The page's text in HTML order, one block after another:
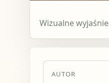
Wizualne
AUTOR